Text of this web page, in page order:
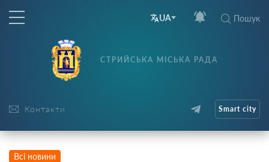
UA Пошук
Контакти
СТРИЙСЬКА МІСЬКА РАДА
Smart city
Всі новини